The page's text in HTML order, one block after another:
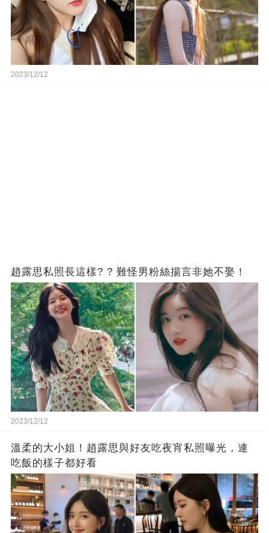
2023/12/12
趙露思私照長這樣? ? 難怪男粉絲揚言非她不娶！
2023/12/12
溫柔的大小姐！趙露思與好友吃夜宵私照曝光，連
吃飯的樣子都好看